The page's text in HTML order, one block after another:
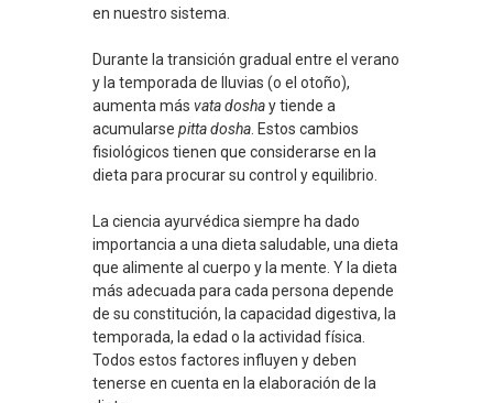
en nuestro sistema.
Durante la transición gradual entre el verano
y la temporada de lluvias (o el otoño),
aumenta más vata doshay tiende a
acumularse pitta dosha . Estos cambios
fisiológicos tienen que considerarse en la
dieta para procurar su control y equilibrio.
La ciencia ayurvédica siempre ha dado
importancia a una dieta saludable, una dieta
que alimente al cuerpo y la mente. Y la dieta
más adecuada para cada persona depende
de su constitución, la capacidad digestiva, la
temporada, la edad o la actividad física.
Todos estos factores influyen y deben
tenerse en cuenta en la elaboración de la